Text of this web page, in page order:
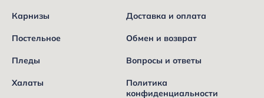
Карнизы
Постельное
Пледы
Халаты
Доставка и оплата
Обмен и возврат
Вопросы и ответы
Политика
конфиденциальности